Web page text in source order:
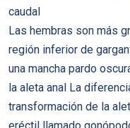
caudal
Las hembras son más
región inferior de
una mancha pardo
la aleta anal La
transformación de la